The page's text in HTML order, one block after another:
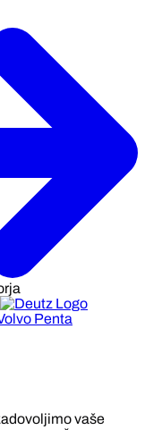
vaše